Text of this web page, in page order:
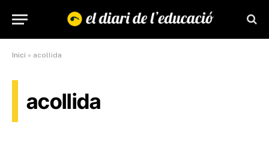
Inici » acollida
acollida